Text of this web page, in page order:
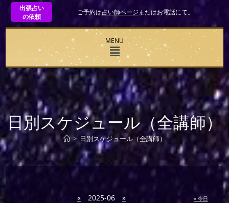
出張占い
の依頼
ご予約は占い師ページまたはお電話にて。
MENU
日別スケジュール（全講師）
> 日別スケジュール（全講師）
« 2025-06 » » 今日